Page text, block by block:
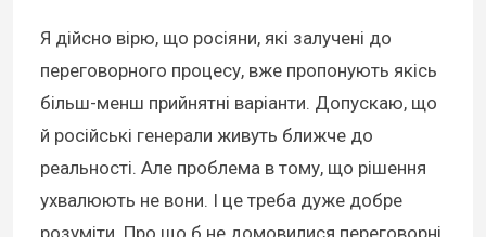
Я дійсно вірю, що росіяни, які залучені до
переговорного процесу, вже пропонують якісь
більш-менш прийнятні варіанти. Допускаю, що
й російські генерали живуть ближче до
реальності. Але проблема в тому, що рішення
ухвалюють не вони. І це треба дуже добре